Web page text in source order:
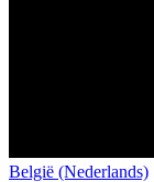
België (Nederlands)